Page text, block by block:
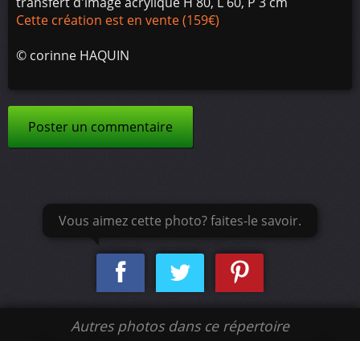
Cette création est en vente (159€)
© corinne HAQUIN
Poster un commentaire
Vous aimez cette photo? faites-le savoir.
Autres photos dans ce répertoire